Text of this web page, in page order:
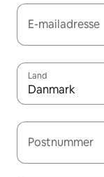
E-mailadresse
Land
Danmark
Postnummer